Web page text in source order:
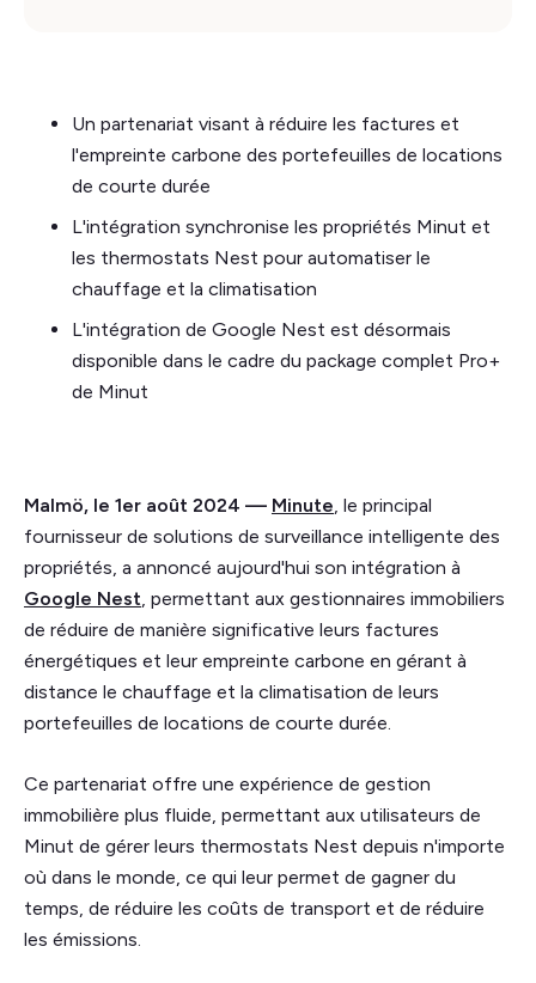
Un partenariat visant à réduire les factures et
l'empreinte carbone des portefeuilles de locations
de courte durée
L'intégration synchronise les propriétés Minut et
les thermostats Nest pour automatiser le
chauffage et la climatisation
L'intégration de Google Nest est désormais
disponible dans le cadre du package complet Pro+
de Minut
Malmö, le 1er août 2024 — Minute , le principal
fournisseur de solutions de surveillance intelligente des
propriétés, a annoncé aujourd'hui son intégration à
Google Nest , permettant aux gestionnaires immobiliers
de réduire de manière significative leurs factures
énergétiques et leur empreinte carbone en gérant à
distance le chauffage et la climatisation de leurs
portefeuilles de locations de courte durée.
Ce partenariat offre une expérience de gestion
immobilière plus fluide, permettant aux utilisateurs de
Minut de gérer leurs thermostats Nest depuis n'importe
où dans le monde, ce qui leur permet de gagner du
temps, de réduire les coûts de transport et de réduire
les émissions.